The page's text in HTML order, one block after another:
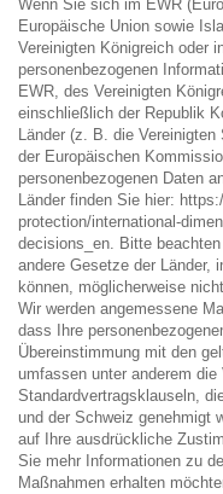
Wenn Sie sich im EWR
Europäische Union sowie
Vereinigten Königreich oder
personenbezogenen
EWR, des Vereinigten
einschließlich der Republik
Länder (z. B. die
der Europäischen
personenbezogenen Daten
Länder finden Sie hier:
protection/international-
decisions_en. Bitte
andere Gesetze der Länder,
können, möglicherweise
Wir werden angemessene
dass Ihre
Übereinstimmung mit den
umfassen unter anderem die
Standardvertragsklauseln,
und der Schweiz genehmigt
auf Ihre ausdrückliche
Sie mehr Informationen zu
Maßnahmen erhalten